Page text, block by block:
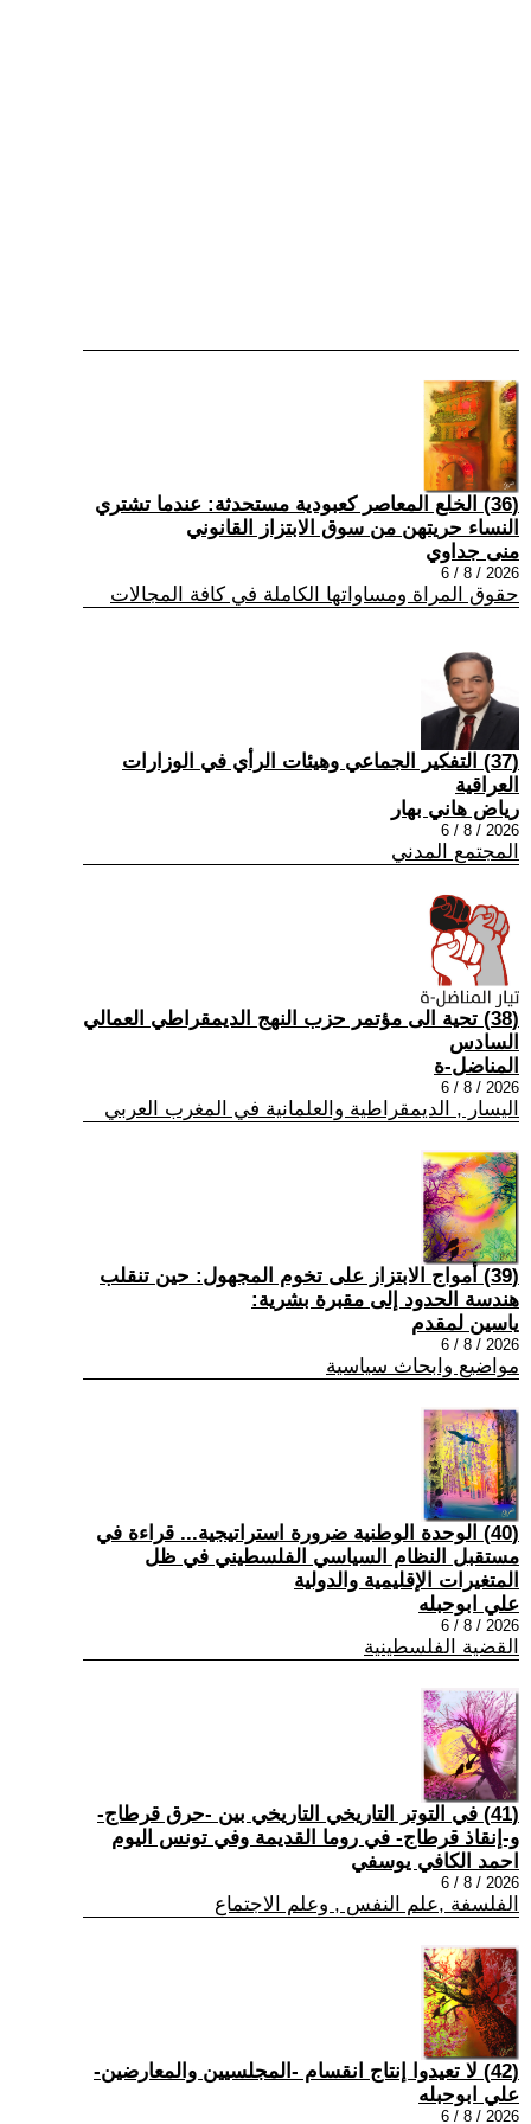
(36) الخلع المعاصر كعبودية مستحدثة: عندما تشتري
النساء حريتهن من سوق الابتزاز القانوني
منى جداوي
2026 / 8 / 6
حقوق المراة ومساواتها الكاملة في كافة المجالات
(37) التفكير الجماعي وهيئات الرأي في الوزارات
العراقية
رياض هاني بهار
2026 / 8 / 6
المجتمع المدني
(38) تحية الى مؤتمر حزب النهج الديمقراطي العمالي
السادس
المناضل-ة
2026 / 8 / 6
اليسار , الديمقراطية والعلمانية في المغرب العربي
(39) أمواج الابتزاز على تخوم المجهول: حين تنقلب
هندسة الحدود إلى مقبرة بشرية:
ياسين لمقدم
2026 / 8 / 6
مواضيع وابحاث سياسية
(40) الوحدة الوطنية ضرورة استراتيجية... قراءة في
مستقبل النظام السياسي الفلسطيني في ظل
المتغيرات الإقليمية والدولية
علي ابوحبله
2026 / 8 / 6
القضية الفلسطينية
(41) في التوتر التاريخي التاريخي بين -حرق قرطاج-
و-إنقاذ قرطاج- في روما القديمة وفي تونس اليوم
احمد الكافي يوسفي
2026 / 8 / 6
الفلسفة ,علم النفس , وعلم الاجتماع
(42) لا تعيدوا إنتاج انقسام -المجلسيين والمعارضين-
علي ابوحبله
2026 / 8 / 6